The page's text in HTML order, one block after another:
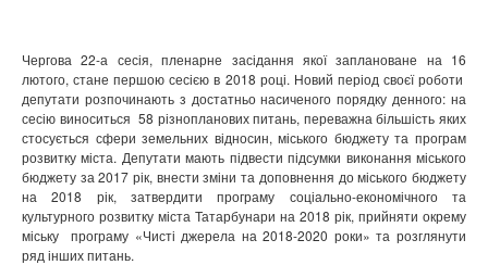
Чергова 22-а сесія, пленарне засідання якої заплановане на 16
лютого, стане першою сесією в 2018 році. Новий період своєї роботи
депутати розпочинають з достатньо насиченого порядку денного: на
сесію виноситься 58 різнопланових питань, переважна більшість яких
стосується сфери земельних відносин, міського бюджету та програм
розвитку міста. Депутати мають підвести підсумки виконання міського
бюджету за 2017 рік, внести зміни та доповнення до міського бюджету
на 2018 рік, затвердити програму соціально-економічного та
культурного розвитку міста Татарбунари на 2018 рік, прийняти окрему
міську програму «Чисті джерела на 2018-2020 роки» та розглянути
ряд інших питань.